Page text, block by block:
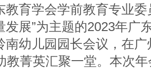
教育学会学前教育专业
发展”为主题的2023年广
南幼儿园园长会议，在
教菁英汇聚一堂。本次